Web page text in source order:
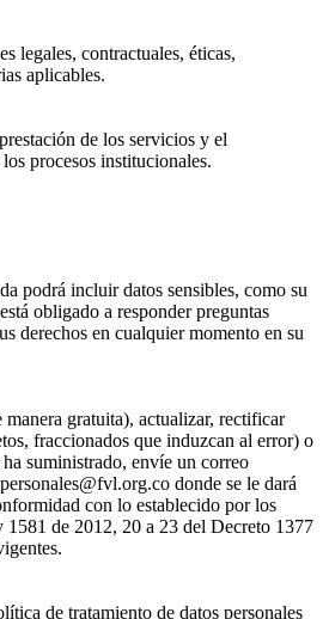
legales, contractuales, éticas,
aplicables.
de los servicios y el
procesos institucionales.
podrá incluir datos sensibles, como su
obligado a responder preguntas
derechos en cualquier momento en su
manera gratuita), actualizar, rectificar
fraccionados que induzcan al error) o
suministrado, envíe un correo
donde se le dará
con lo establecido por los
de 2012, 20 a 23 del Decreto 1377
de tratamiento de datos personales